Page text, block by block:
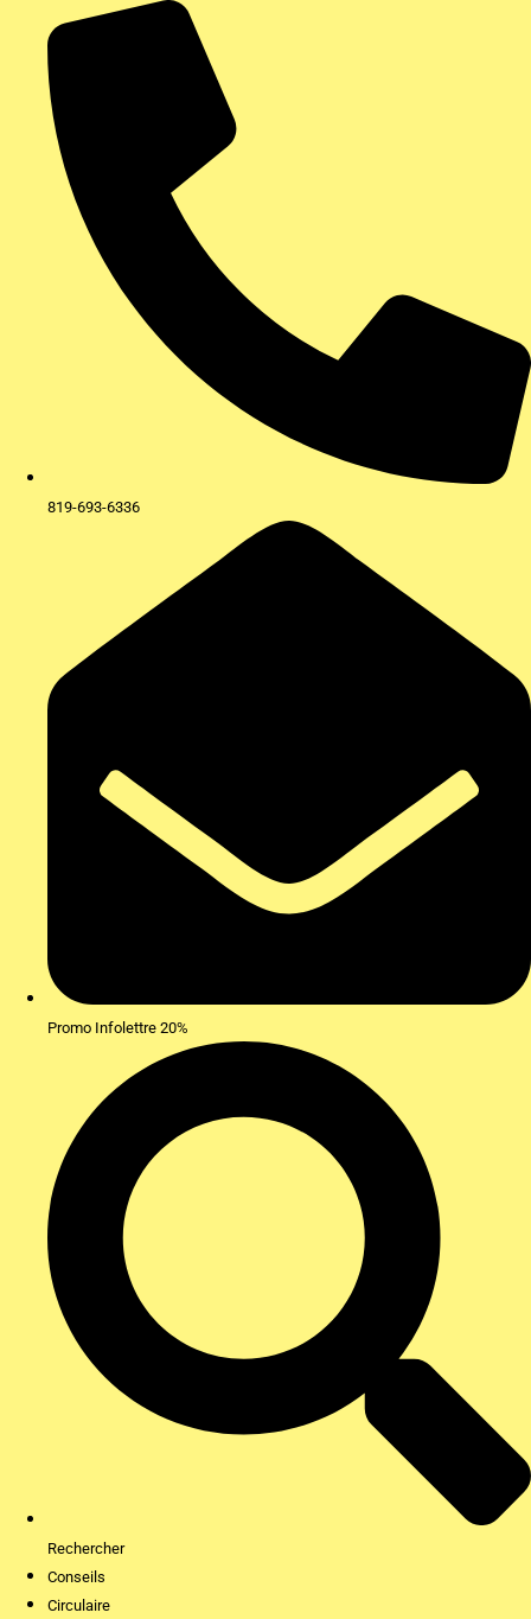
contenu
819-693-6336
Promo Infolettre 20%
Rechercher
Conseils
Circulaire